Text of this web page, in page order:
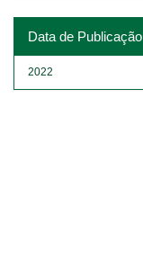
Data de Publicação
2022